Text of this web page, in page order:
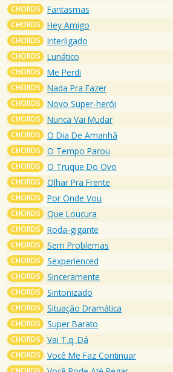
CHORDS Fantasmas
CHORDS Hey Amigo
CHORDS Interligado
CHORDS Lunático
CHORDS Me Perdi
CHORDS Nada Pra Fazer
CHORDS Novo Super-herói
CHORDS Nunca Vai Mudar
CHORDS O Dia De Amanhã
CHORDS O Tempo Parou
CHORDS O Truque Do Ovo
CHORDS Olhar Pra Frente
CHORDS Por Onde Vou
CHORDS Que Loucura
CHORDS Roda-gigante
CHORDS Sem Problemas
CHORDS Sexperienced
CHORDS Sinceramente
CHORDS Sintonizado
CHORDS Situação Dramática
CHORDS Super Barato
CHORDS Vai T.q. Dá
CHORDS Você Me Faz Continuar